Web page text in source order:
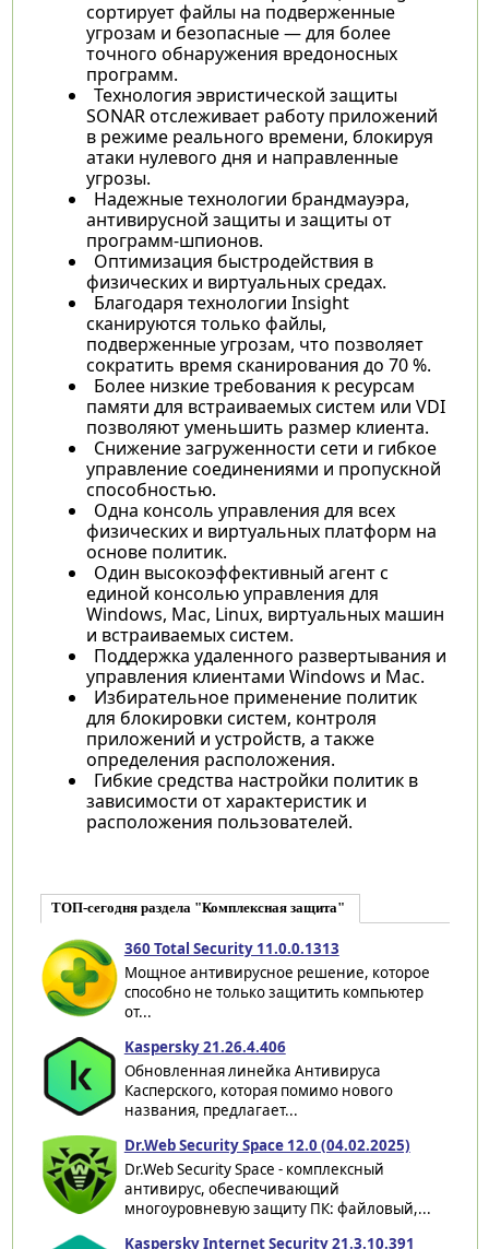
сортирует файлы на подверженные
угрозам и безопасные — для более
точного обнаружения вредоносных
программ.
Технология эвристической защиты
SONAR отслеживает работу приложений
в режиме реального времени, блокируя
атаки нулевого дня и направленные
угрозы.
Надежные технологии брандмауэра,
антивирусной защиты и защиты от
программ-шпионов.
Оптимизация быстродействия в
физических и виртуальных средах.
Благодаря технологии Insight
сканируются только файлы,
подверженные угрозам, что позволяет
сократить время сканирования до 70 %.
Более низкие требования к ресурсам
памяти для встраиваемых систем или VDI
позволяют уменьшить размер клиента.
Снижение загруженности сети и гибкое
управление соединениями и пропускной
способностью.
Одна консоль управления для всех
физических и виртуальных платформ на
основе политик.
Один высокоэффективный агент с
единой консолью управления для
Windows, Mac, Linux, виртуальных машин
и встраиваемых систем.
Поддержка удаленного развертывания и
управления клиентами Windows и Mac.
Избирательное применение политик
для блокировки систем, контроля
приложений и устройств, а также
определения расположения.
Гибкие средства настройки политик в
зависимости от характеристик и
расположения пользователей.
ТОП-сегодня раздела "Комплексная защита"
360 Total Security 11.0.0.1313
Мощное антивирусное решение, которое
способно не только защитить компьютер
от...
Kaspersky 21.26.4.406
Обновленная линейка Антивируса
Касперского, которая помимо нового
названия, предлагает...
Dr.Web Security Space 12.0 (04.02.2025)
Dr.Web Security Space - комплексный
антивирус, обеспечивающий
многоуровневую защиту ПК: файловый,...
Kaspersky Internet Security 21.3.10.391